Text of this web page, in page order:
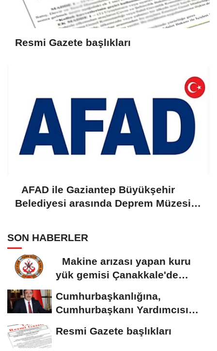
Resmi Gazete başlıkları
AFAD ile Gaziantep Büyükşehir
Belediyesi arasında Deprem Müzesi
SON HABERLER
Makine arızası yapan kuru
yük gemisi Çanakkale'de
Cumhurbaşkanlığına,
Cumhurbaşkanı Yardımcısı
Resmi Gazete başlıkları